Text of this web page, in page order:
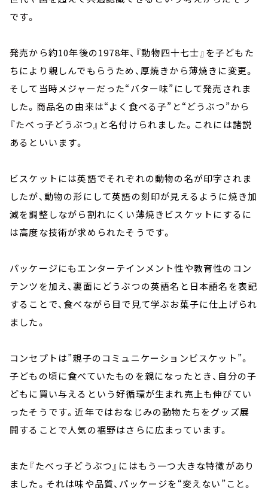
です。
発売から約10年後の1978年、『動物四十七士』を子どもた
ちにより親しんでもらうため、厚焼きから薄焼きに変更。
そして当時メジャーだった“バター味”にして発売されま
した。商品名の由来は“よく食べる子”と“どうぶつ”から
『たべっ子どうぶつ』と名付けられました。これには諸説
あるといいます。
ビスケットには英語でそれぞれの動物の名が印字されま
したが、動物の形にして英語の刻印が見えるように焼き加
減を調整しながら割れにくい薄焼きビスケットにするに
は高度な技術が求められたそうです。
パッケージにもエンターテインメント性や教育性のコン
テンツを加え、裏面にどうぶつの英語名と日本語名を表記
することで、食べながら目で見て学ぶお菓子に仕上げられ
ました。
コンセプトは”親子のコミュニケーションビスケット”。
子どもの頃に食べていたものを親になったとき、自分の子
どもに買い与えるという好循環が生まれ売上も伸びてい
ったそうです。近年ではおなじみの動物たちをグッズ展
開することで人気の裾野はさらに広まっています。
また『たべっ子どうぶつ』にはもう一つ大きな特徴があり
ました。それは味や品質、パッケージを“変えない”こと。